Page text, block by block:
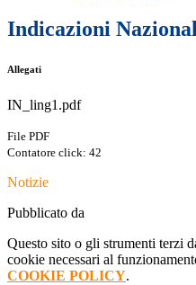
Indicazioni
Allegati
IN_ling1.pdf
File PDF
Contatore click: 42
Notizie
Pubblicato da
Questo sito o gli strumenti terzi
cookie necessari al
COOKIE POLICY.